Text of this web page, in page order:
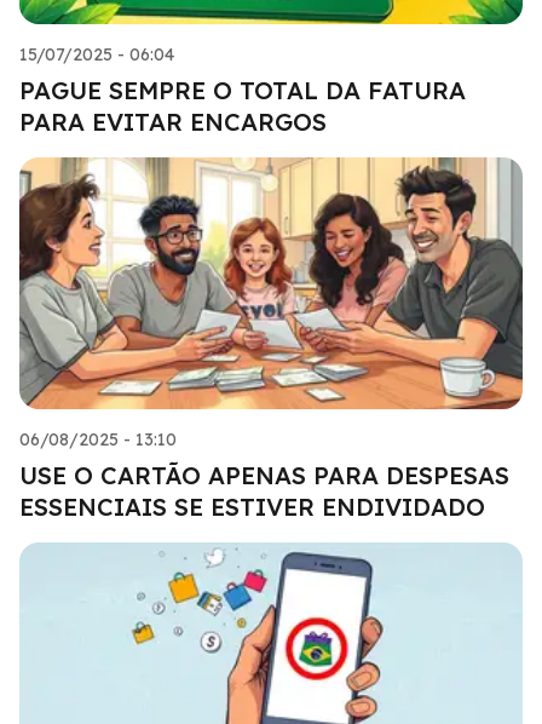
15/07/2025 - 06:04
PAGUE SEMPRE O TOTAL DA FATURA
PARA EVITAR ENCARGOS
06/08/2025 - 13:10
USE O CARTÃO APENAS PARA DESPESAS
ESSENCIAIS SE ESTIVER ENDIVIDADO